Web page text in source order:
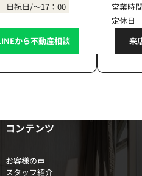
日祝日/～17：00
から不動産相談
営業時
定休日
来
コンテンツ
お客様の声
スタッフ紹介